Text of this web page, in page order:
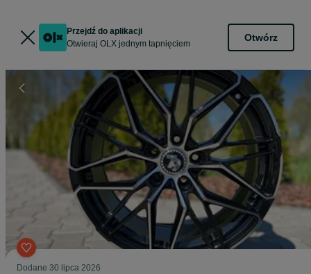
Przejdź do aplikacji
Otwieraj OLX jednym tapnięciem
Otwórz
Dodane 30 lipca 2026